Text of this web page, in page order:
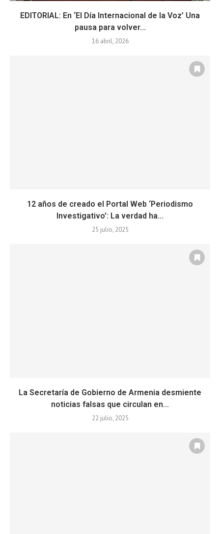
EDITORIAL: En ‘El Día Internacional de la Voz’ Una
pausa para volver...
16 abril, 2026
12 años de creado el Portal Web ‘Periodismo
Investigativo’: La verdad ha...
25 julio, 2025
La Secretaría de Gobierno de Armenia desmiente
noticias falsas que circulan en...
22 julio, 2025